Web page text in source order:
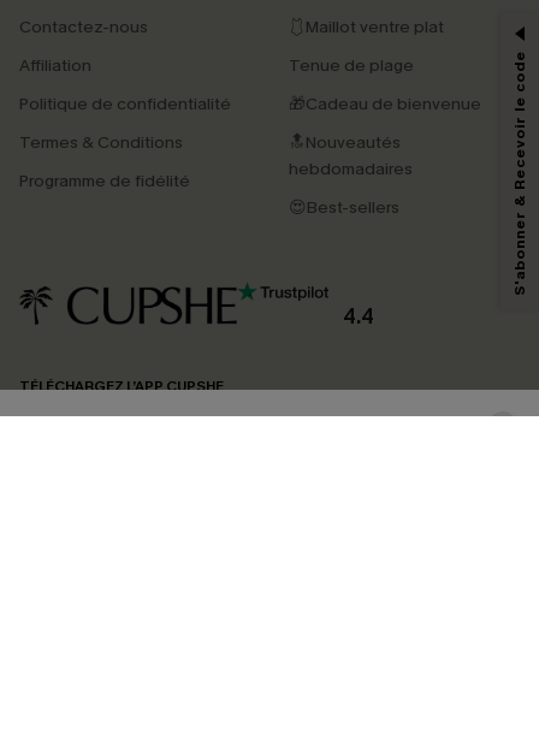
Contactez-nous
Affiliation
Politique de confidentialité
Termes & Conditions
Programme de fidélité
🩱Maillot ventre plat
Tenue de plage
🎁Cadeau de bienvenue
🔝Nouveautés
hebdomadaires
😍Best-sellers
4.4
TÉLÉCHARGEZ L’APP CUPSHE
-15% dès 2 Achetés par E-mail
*Un code par commande, valable une seule fois.
En soumettant votre adresse e-mail, vous acceptez de recevoir des e-mails
marketing (y compris du contenu généré par l'IA) de Cupshe et
reconnaissez avoir pris connaissance de nos
pouvons utiliser les données collectées sur notre site ainsi que des
produits susceptibles de vous intéresser, conformément à notre
Politique de
confidentialité
. Vous pouvez vous désabonner à tout moment.
S'abonner & Recevoir le code